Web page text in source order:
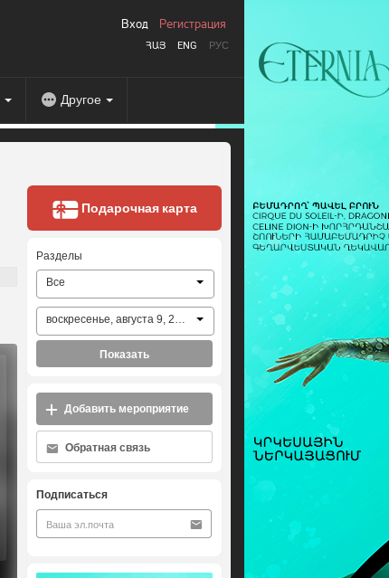
ՀԱՅ ENG РУС
Вход Регистрация
Другое
Подарочная карта
Разделы
Все
воскресенье, августа 9, 2026
Показать
Добавить мероприятие
Обратная связь
Подписаться